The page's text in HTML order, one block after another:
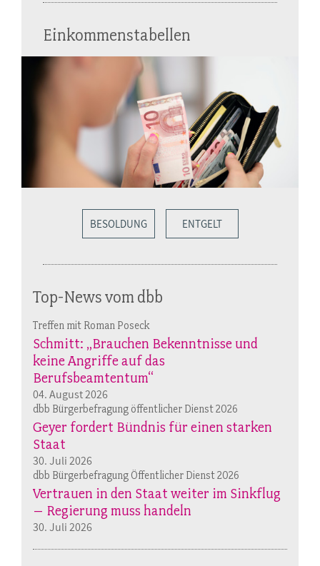
Einkommenstabellen
BESOLDUNG ENTGELT
Top-News vom dbb
Treffen mit Roman Poseck
Schmitt: „Brauchen Bekenntnisse und
keine Angriffe auf das
Berufsbeamtentum“
04. August 2026
dbb Bürgerbefragung öffentlicher Dienst 2026
Geyer fordert Bündnis für einen starken
Staat
30. Juli 2026
dbb Bürgerbefragung Öffentlicher Dienst 2026
Vertrauen in den Staat weiter im Sinkflug
– Regierung muss handeln
30. Juli 2026